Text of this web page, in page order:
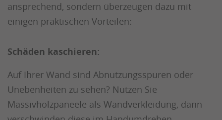
ansprechend, sondern überzeugen dazu mit
einigen praktischen Vorteilen:
Schäden kaschieren:
Auf Ihrer Wand sind Abnutzungsspuren oder
Unebenheiten zu sehen? Nutzen Sie
Massivholzpaneele als Wandverkleidung, dann